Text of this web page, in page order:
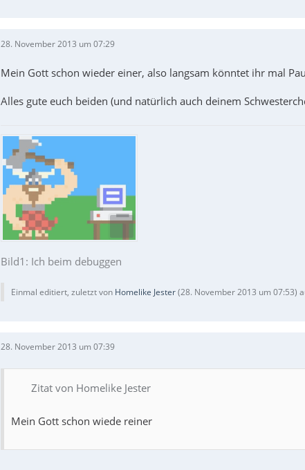
28. November 2013 um 07:29
Mein Gott schon wieder einer, also langsam könntet ihr mal
Alles gute euch beiden (und natürlich auch deinem
Bild1: Ich beim debuggen
Einmal editiert, zuletzt von Homelike Jester(28. November 2013 um 07:53)
28. November 2013 um 07:39
Zitat von Homelike Jester
Mein Gott schon wiede reiner